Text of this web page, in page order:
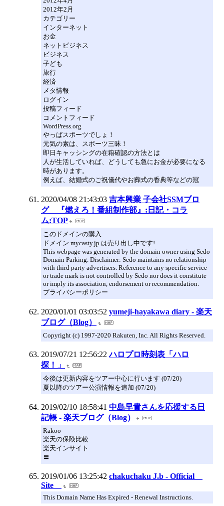
2012年2月
カテゴリー
インターネット
お金
ネットビジネス
ビジネス
子ども
旅行
経済
メタ情報
ログイン
投稿フィード
コメントフィード
WordPress.org
やっぱスポーツでしょ！
元気の素は、スポーツ三昧！
即日キャッシングの在籍確認の方法とは
人が生活していれば、どうしても急にお金が必要になる
時があります。
例えば、結婚式のご祝儀代やお葬式の香典等などの冠
2020/04/08 21:43:03 吉本興業 子会社SSMブロ
グ 『燃えろ！番組制作部』:日記・コラ
ム:TOP
このドメインの購入
ドメイン mycasty.jp は売り出し中です!
This webpage was generated by the domain owner using Sedo
Domain Parking. Disclaimer: Sedo maintains no relationship
with third party advertisers. Reference to any specific service
or trade mark is not controlled by Sedo nor does it constitute
or imply its association, endorsement or recommendation.
プライバシーポリシー
2020/01/01 03:03:52 yumeji-hayakawa diary - 楽天
ブログ（Blog）
Copyright (c) 1997-2020 Rakuten, Inc. All Rights Reserved.
2019/07/21 12:56:22 ハロプロ時刻表「ハロ
探！」
今後は更新内容をツアー中心に行います (07/20)
夏以降のツアー公演情報を追加 (07/20)
2019/02/10 18:58:41 中島早貴さんを応援する日
記帳 - 楽天ブログ（Blog）
Rakoo
楽天の保険比較
楽天インサイト
〓
2019/01/06 13:25:42 chakuchaku J.b - Official
Site
This Domain Name Has Expired - Renewal Instructions.